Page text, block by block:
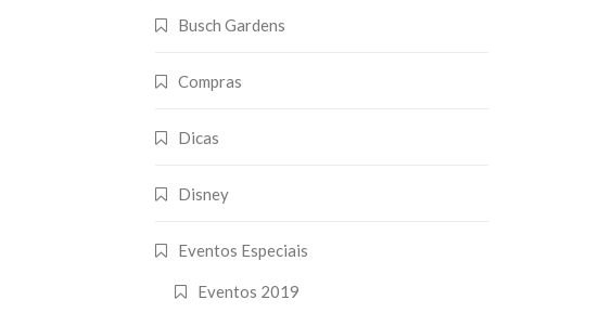
Busch Gardens
Compras
Dicas
Disney
Eventos Especiais
Eventos 2019